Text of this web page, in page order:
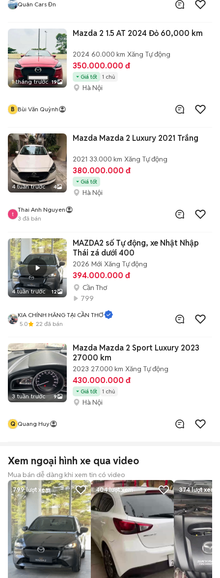
Quân Cars Đn
1 tháng trước 19
Mazda 2 1.5 AT 2024 Đỏ 60,000 km
2024 60.000 km Xăng Tự động
350.000.000 đ
Giá tốt 1 chủ
Hà Nội
B Bùi Văn Quỳnh
4 tuần trước 4
Mazda Mazda 2 Luxury 2021 Trắng
2021 33.000 km Xăng Tự động
380.000.000 đ
Giá tốt
Hà Nội
Thai Anh Nguyen
3 đã bán
4 tuần trước 12
MAZDA2 số Tự động, xe Nhật Nhập
Thái zá dưới 400
2026 Mới Xăng Tự động
394.000.000 đ
Cần Thơ
799
KIA CHÍNH HÃNG TẠI CẦN THƠ
5.0
22 đã bán
3 tuần trước 9
Mazda Mazda 2 Sport Luxury 2023
27000 km
2023 27.000 km Xăng Tự động
430.000.000 đ
Giá tốt 1 chủ
Hà Nội
Q Quang Huy
Xem ngoại hình xe qua video
Mua bán dễ dàng khi xem tin có video
799lượt xem 404lượt xem 374lượt xem